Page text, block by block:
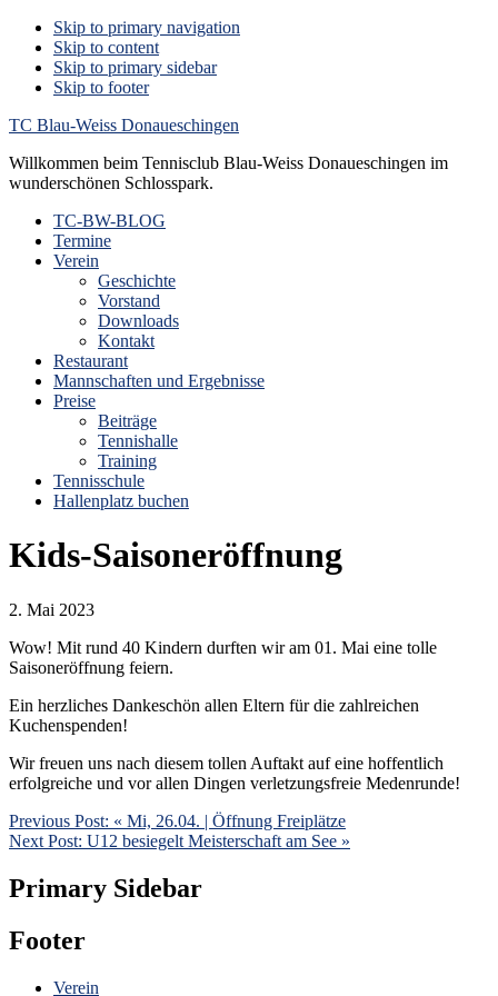
Skip to primary navigation
Skip to content
Skip to primary sidebar
Skip to footer
TC Blau-Weiss Donaueschingen
Willkommen beim Tennisclub Blau-Weiss Donaueschingen im
wunderschönen Schlosspark.
TC-BW-BLOG
Termine
Verein
Geschichte
Vorstand
Downloads
Kontakt
Restaurant
Mannschaften und Ergebnisse
Preise
Beiträge
Tennishalle
Training
Tennisschule
Hallenplatz buchen
Kids-Saisoneröffnung
2. Mai 2023
Wow! Mit rund 40 Kindern durften wir am 01. Mai eine tolle
Saisoneröffnung feiern.
Ein herzliches Dankeschön allen Eltern für die zahlreichen
Kuchenspenden!
Wir freuen uns nach diesem tollen Auftakt auf eine hoffentlich
erfolgreiche und vor allen Dingen verletzungsfreie Medenrunde!
Previous Post: « Mi, 26.04. | Öffnung Freiplätze
Next Post: U12 besiegelt Meisterschaft am See »
Primary Sidebar
Footer
Verein